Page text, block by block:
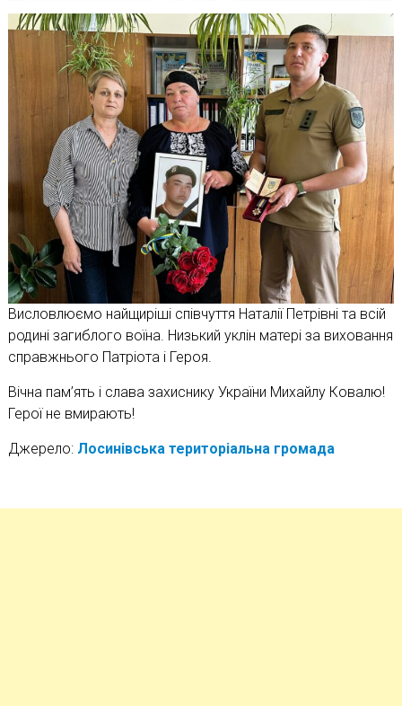
Висловлюємо найщиріші співчуття Наталії Петрівні та всій
родині загиблого воїна. Низький уклін матері за виховання
справжнього Патріота і Героя.
Вічна пам’ять і слава захиснику України Михайлу Ковалю!
Герої не вмирають!
Джерело: Лосинівська територіальна громада